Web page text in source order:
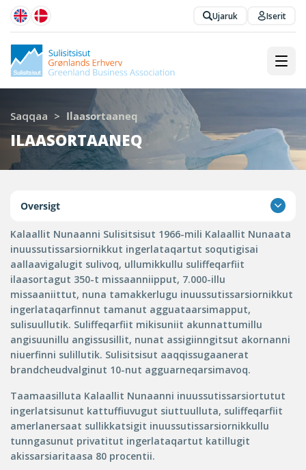
Ujaruk Iserit
Saqqaa > Ilaasortaaneq
ILAASORTAANEQ
Oversigt
Kalaallit Nunaanni Sulisitsisut 1966-mili Kalaallit Nunaata
inuussutissarsiornikkut ingerlataqartut soqutigisai
aallaavigalugit sulivoq, ullumikkullu suliffeqarfiit
ilaasortagut 350-t missaanniipput, 7.000-illu
missaaniittut, nuna tamakkerlugu inuussutissarsiornikkut
ingerlataqarfinnut tamanut agguataarsimapput,
sulisuullutik. Suliffeqarfiit mikisuniit akunnattumillu
angisuunillu angissusillit, nunat assigiinngitsut akornanni
niuerfinni sulillutik. Sulisitsisut aaqqissugaanerat
brandcheudvalginut 10-nut agguarneqarsimavoq.
Taamaasilluta Kalaallit Nunaanni inuussutissarsiortutut
ingerlatsisunut kattuffiuvugut siuttuulluta, suliffeqarfiit
amerlanersaat sullikkatsigit inuussutissarsiornikkullu
tunngasunut privatitut ingerlataqartut katillugit
akissarsiaritaasa 80 procentii.